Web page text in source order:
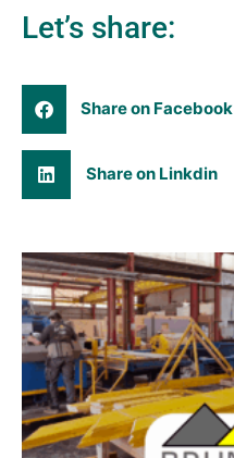
Let’s share:
Share on Facebook
Share on Linkdin